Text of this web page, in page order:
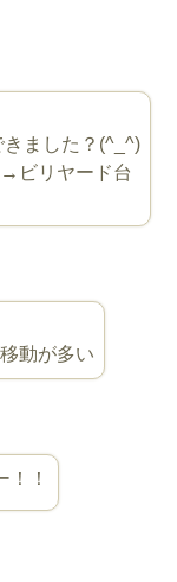
ました？(^_^)
ビリヤード台
動が多い
！